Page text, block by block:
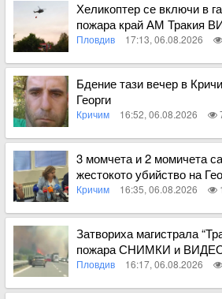
Хеликоптер се включи в
пожара край АМ Тракия
Пловдив 17:13, 06.08.2026
Вижте пълното съдържание
Бдение тази вечер в
Георги
Кричим 16:52, 06.08.2026
Вижте пълното съдържание
3 момчета и 2 момичета
жестокото убийство на
Кричим 16:35, 06.08.2026
Вижте пълното съдържание
Затвориха магистрала
пожара СНИМКИ и
Пловдив 16:17, 06.08.2026
Вижте пълното съдържание